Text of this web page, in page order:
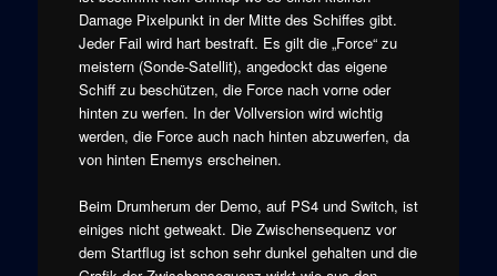
Damage Pixelpunkt in der Mitte des Schiffes gibt.
Jeder Fail wird hart bestraft. Es gilt die „Force“ zu
meistern (Sonde-Satellit), angedockt das eigene
Schiff zu beschützen, die Force nach vorne oder
hinten zu werfen. In der Vollversion wird wichtig
werden, die Force auch nach hinten abzuwerfen, da
von hinten Enemys erscheinen.
Beim Drumherum der Demo, auf PS4 und Switch, ist
einiges nicht getweakt. Die Zwischensequenz vor
dem Startflug ist schon sehr dunkel gehalten und die